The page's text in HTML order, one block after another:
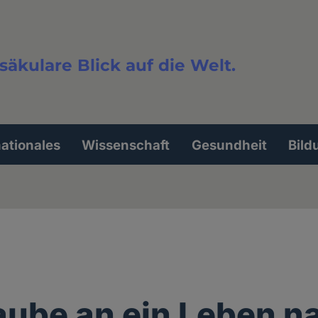
Blick auf die Welt.
Wissenschaft Gesundheit